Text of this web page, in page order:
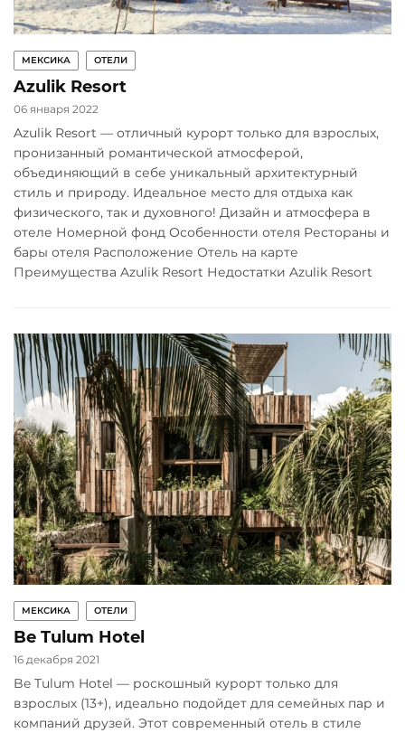
МЕКСИКА ОТЕЛИ
Azulik Resort
06 января 2022
Azulik Resort — отличный курорт только для взрослых,
пронизанный романтической атмосферой,
объединяющий в себе уникальный архитектурный
стиль и природу. Идеальное место для отдыха как
физического, так и духовного! Дизайн и атмосфера в
отеле Номерной фонд Особенности отеля Рестораны и
бары отеля Расположение Отель на карте
Преимущества Azulik Resort Недостатки Azulik Resort
МЕКСИКА ОТЕЛИ
Be Tulum Hotel
16 декабря 2021
Be Tulum Hotel — роскошный курорт только для
взрослых (13+), идеально подойдет для семейных пар и
компаний друзей. Этот современный отель в стиле